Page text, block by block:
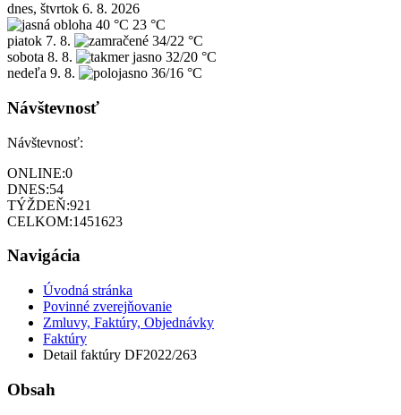
dnes, štvrtok 6. 8. 2026
40 °C 23 °C
piatok 7. 8.
34/22 °C
sobota 8. 8.
32/20 °C
nedeľa 9. 8. 36/16 °C
Návštevnosť
Návštevnosť:
ONLINE:0
DNES:54
TÝŽDEŇ:921
CELKOM:1451623
Navigácia
Úvodná stránka
Povinné zverejňovanie
Zmluvy, Faktúry, Objednávky
Faktúry
Detail faktúry DF2022/263
Obsah